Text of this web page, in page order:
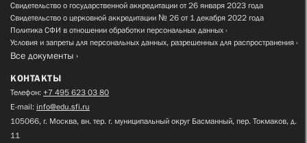
Свидетельство о государственной аккредитации от 26 января 2023 года
Свидетельство о церковной аккредитации № 26 от 1 декабря 2022 года
Политика СФИ в отношении обработки персональных данных
Условия и запреты для персональных данных, разрешенных для распространения
Все документы
КОНТАКТЫ
Телефон: +7 495 623 03 80
E-mail: info@edu.sfi.ru
105066, г. Москва, вн. тер. г. муниципальный округ Басманный, пер. Токмаков, д.
11